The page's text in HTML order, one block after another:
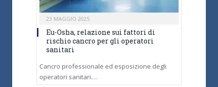
23 MAGGIO 2025
Eu-Osha, relazione sui fattori di
rischio cancro per gli operatori
sanitari
Cancro professionale ed esposizione degli
operatori sanitari.…